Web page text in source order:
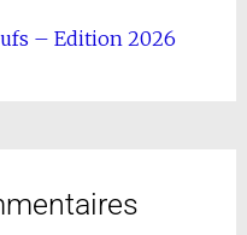
– Edition 2026